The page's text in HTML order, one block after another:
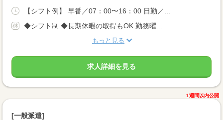
【シフト例】 早番／07：00〜16：00 日勤／...
◆シフト制 ◆長期休暇の取得もOK 勤務曜...
もっと見る
求人詳細を見る
1週間以内公開
[一般派遣]